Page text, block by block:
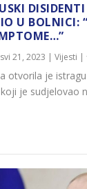
U BOLNICI:
svi 21, 2023 |Vijesti |
otvorila je
je sudjelovao